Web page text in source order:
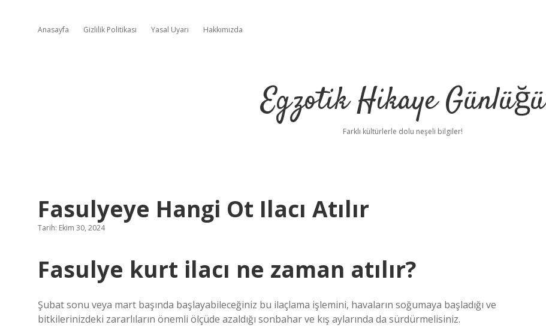
Anasayfa Gizlilik Politikası Yasal Uyarı Hakkımızda
Egzotik Hikaye Günlüğü
Farklı kültürlerle dolu neşeli bilgiler!
Fasulyeye Hangi Ot Ilacı Atılır
Tarih: Ekim 30, 2024
Fasulye kurt ilacı ne zaman atılır?
Şubat sonu veya mart başında başlayabileceğiniz bu ilaçlama işlemini, havaların soğumaya başladığı ve
bitkilerinizdeki zararlıların önemli ölçüde azaldığı sonbahar ve kış aylarında da sürdürmelisiniz.